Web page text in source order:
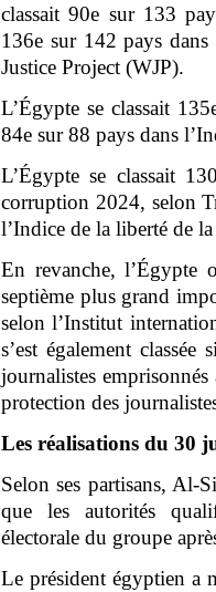
classait 90e sur 133
136e sur 142 pays
Justice Project (WJP).
L’Égypte se classait
84e sur 88 pays dans
L’Égypte se classait
corruption 2024, selon
l’Indice de la liberté de
En revanche, l’Égypte
septième plus grand
selon l’Institut
s’est également
journalistes
protection des
Les réalisations du 30
Selon ses partisans, Al-
que les autorités
électorale du groupe
Le président égyptien a